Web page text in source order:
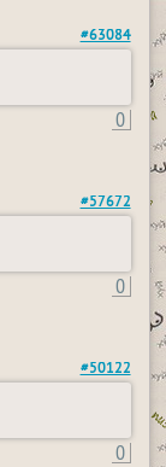
#63084
0
#57672
0
#50122
0